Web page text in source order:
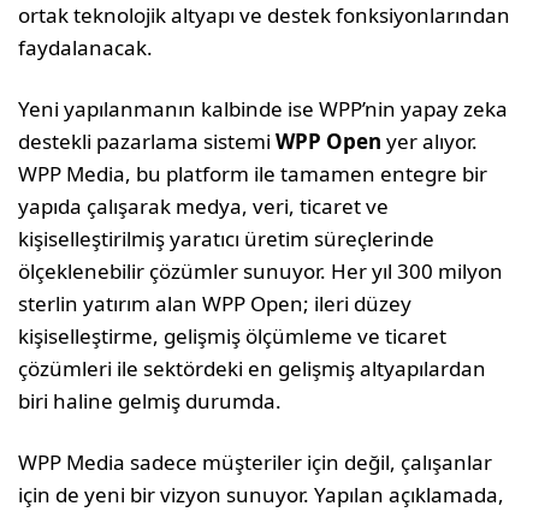
ortak teknolojik altyapı ve destek fonksiyonlarından
faydalanacak.
Yeni yapılanmanın kalbinde ise WPP’nin yapay zeka
destekli pazarlama sistemiWPP Open yer alıyor.
WPP Media, bu platform ile tamamen entegre bir
yapıda çalışarak medya, veri, ticaret ve
kişiselleştirilmiş yaratıcı üretim süreçlerinde
ölçeklenebilir çözümler sunuyor. Her yıl 300 milyon
sterlin yatırım alan WPP Open; ileri düzey
kişiselleştirme, gelişmiş ölçümleme ve ticaret
çözümleri ile sektördeki en gelişmiş altyapılardan
biri haline gelmiş durumda.
WPP Media sadece müşteriler için değil, çalışanlar
için de yeni bir vizyon sunuyor. Yapılan açıklamada,